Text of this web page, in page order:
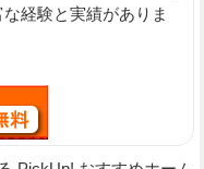
経験と実績がありま